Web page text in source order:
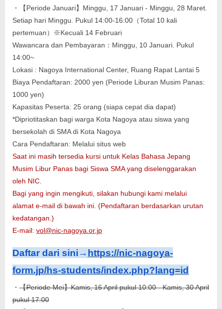
・【Periode Januari】Minggu, 17 Januari - Minggu, 28 Maret.
Setiap hari Minggu. Pukul 14:00-16:00（Total 10 kali
pertemuan）※Kecuali 14 Februari
Wawancara dan Pembayaran：Minggu, 10 Januari. Pukul
14:00~
Lokasi : Nagoya International Center, Ruang Rapat Lantai 5
Biaya Pendaftaran: 2000 yen (Periode Liburan Musim Panas:
1000 yen)
Kapasitas Peserta: 25 orang (siapa cepat dia dapat)
*Dipriotitaskan bagi warga Kota Nagoya atau siswa yang
bersekolah di SMA di Kota Nagoya
Cara Pendaftaran: Melalui situs web
Saat ini masih tersedia kursi untuk Kelas Bahasa Jepang
Musim Libur Panas bagi Siswa SMA yang diselenggarakan
oleh NIC.
Bagi yang ingin mengikuti, silakan hubungi kami melalui
alamat e-mail di bawah ini. (Pendaftaran berdasarkan urutan
kedatangan.)
E-mail: vol@nic-nagoya.or.jp
Daftar dari sini→ https://nic-nagoya-
form.jp/hs-students/index.php?lang=id
・ 【Periode Mei】Kamis, 16 April pukul 10:00 - Kamis, 30 April
pukul 17:00